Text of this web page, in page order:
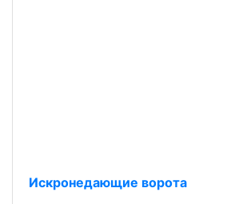
Искронедающие ворота